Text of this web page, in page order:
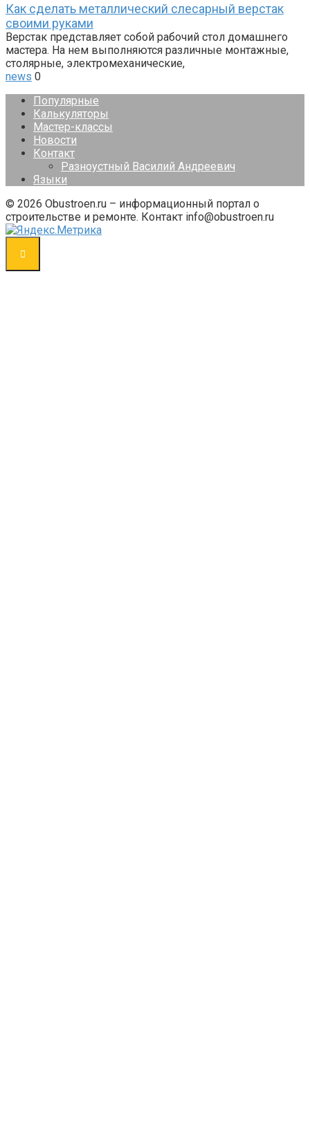
Как сделать металлический слесарный верстак
своими руками
Верстак представляет собой рабочий стол домашнего
мастера. На нем выполняются различные монтажные,
столярные, электромеханические,
news 0
Популярные
Калькуляторы
Мастер-классы
Новости
Контакт
Разноустный Василий Андреевич
Языки
© 2026 Obustroen.ru – информационный портал о
строительстве и ремонте. Контакт info@obustroen.ru